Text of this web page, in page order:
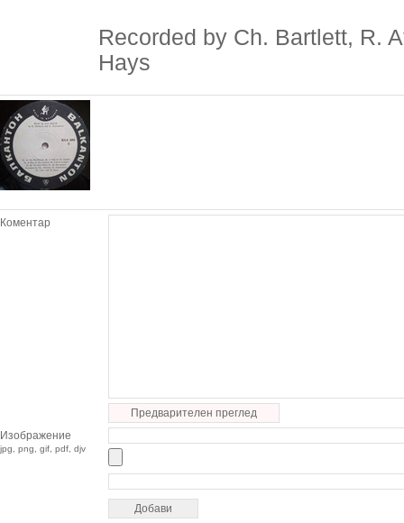
Recorded by Ch. Bartlett, R.
Hays
Коментар
Предварителен преглед
Изображение
jpg, png, gif, pdf, djv